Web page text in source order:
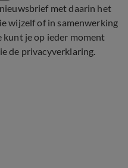
met daarin het
wijzelf of in samenwerking
kunt je op ieder moment
de privacyverklaring.